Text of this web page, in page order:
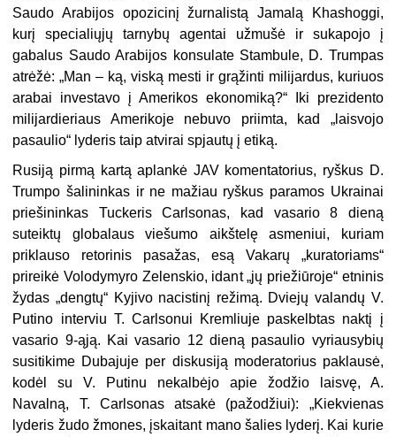
Saudo Arabijos opozicinį žurnalistą Jamalą Khashoggi,
kurį specialiųjų tarnybų agentai užmušė ir sukapojo į
gabalus Saudo Arabijos konsulate Stambule, D. Trumpas
atrėžė: „Man – ką, viską mesti ir grąžinti milijardus, kuriuos
arabai investavo į Amerikos ekonomiką?“ Iki prezidento
milijardieriaus Amerikoje nebuvo priimta, kad „laisvojo
pasaulio“ lyderis taip atvirai spjautų į etiką.
Rusiją pirmą kartą aplankė JAV komentatorius, ryškus D.
Trumpo šalininkas ir ne mažiau ryškus paramos Ukrainai
priešininkas Tuckeris Carlsonas, kad vasario 8 dieną
suteiktų globalaus viešumo aikštelę asmeniui, kuriam
priklauso retorinis pasažas, esą Vakarų „kuratoriams“
prireikė Volodymyro Zelenskio, idant „jų priežiūroje“ etninis
žydas „dengtų“ Kyjivo nacistinį režimą. Dviejų valandų V.
Putino interviu T. Carlsonui Kremliuje paskelbtas naktį į
vasario 9-ąją. Kai vasario 12 dieną pasaulio vyriausybių
susitikime Dubajuje per diskusiją moderatorius paklausė,
kodėl su V. Putinu nekalbėjo apie žodžio laisvę, A.
Navalną, T. Carlsonas atsakė (pažodžiui): „Kiekvienas
lyderis žudo žmones, įskaitant mano šalies lyderį. Kai kurie